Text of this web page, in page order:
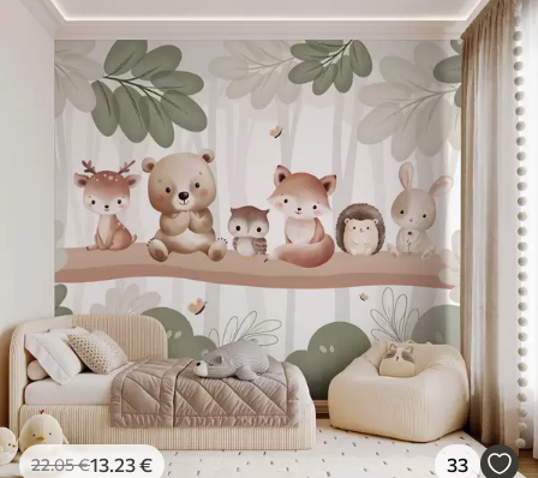
22.05€13.23€ 33